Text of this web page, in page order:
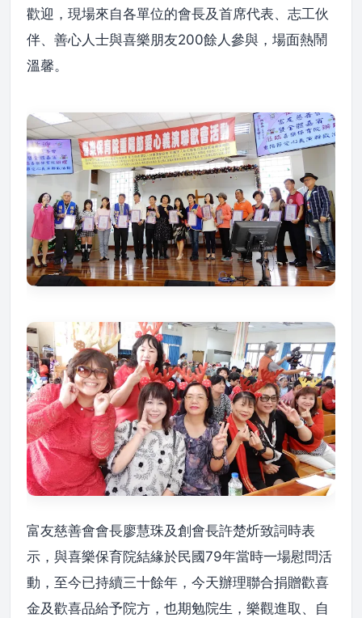
歡迎，現場來自各單位的會長及首席代表、志工伙
伴、善心人士與喜樂朋友200餘人參與，場面熱鬧
溫馨。
富友慈善會會長廖慧珠及創會長許楚炘致詞時表
示，與喜樂保育院結緣於民國79年當時一場慰問活
動，至今已持續三十餘年，今天辦理聯合捐贈歡喜
金及歡喜品給予院方，也期勉院生，樂觀進取、自